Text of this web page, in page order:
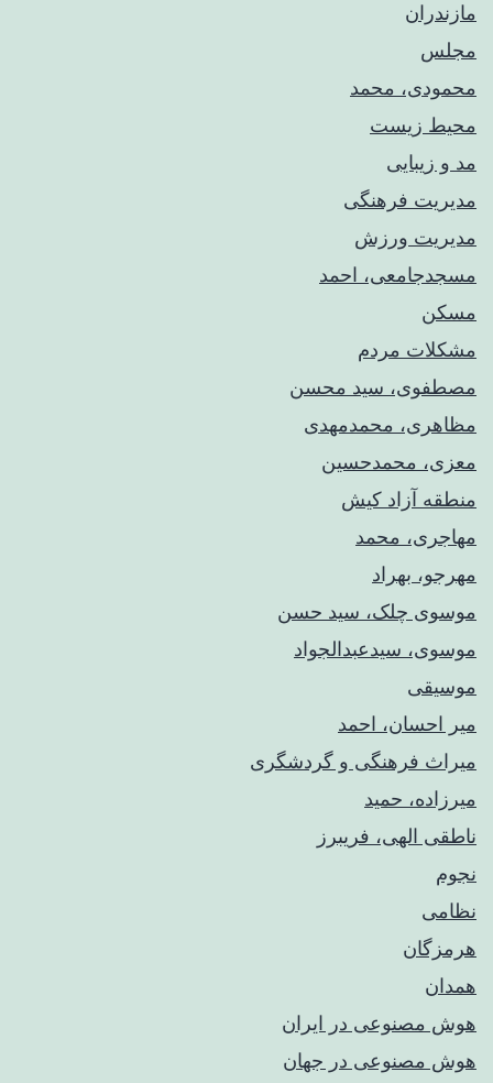
مازندران
مجلس
محمودی، محمد
محیط زیست
مد و زیبایی
مدیریت فرهنگی
مدیریت ورزش
مسجدجامعی، احمد
مسکن
مشکلات مردم
مصطفوی، سید محسن
مظاهری، محمدمهدی
معزی، محمدحسین
منطقه آزاد کیش
مهاجری، محمد
مهرجو، بهراد
موسوی چلک، سید حسن
موسوی، سیدعبدالجواد
موسیقی
میر احسان، احمد
میراث فرهنگی و گردشگری
میرزاده، حمید
ناطقی الهی، فریبرز
نجوم
نظامی
هرمزگان
همدان
هوش مصنوعی در ایران
هوش مصنوعی در جهان